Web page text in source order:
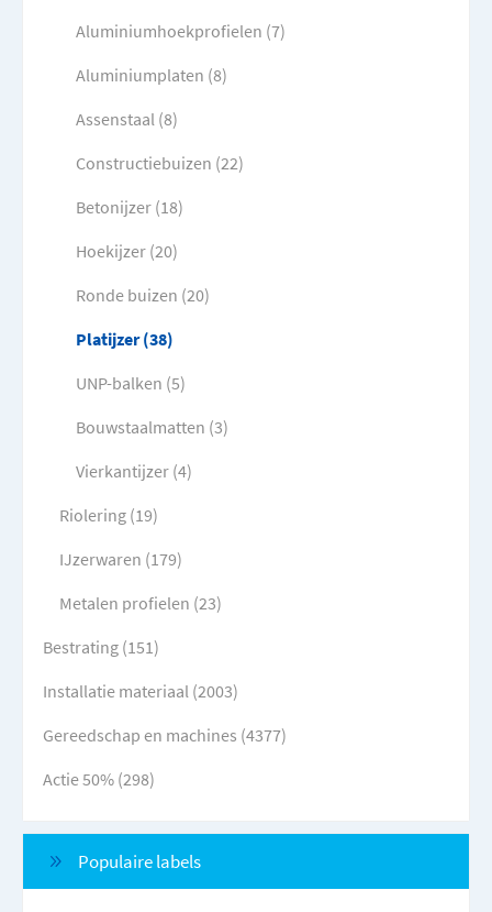
Aluminiumhoekprofielen (7)
Aluminiumplaten (8)
Assenstaal (8)
Constructiebuizen (22)
Betonijzer (18)
Hoekijzer (20)
Ronde buizen (20)
Platijzer (38)
UNP-balken (5)
Bouwstaalmatten (3)
Vierkantijzer (4)
Riolering (19)
IJzerwaren (179)
Metalen profielen (23)
Bestrating (151)
Installatie materiaal (2003)
Gereedschap en machines (4377)
Actie 50% (298)
Populaire labels